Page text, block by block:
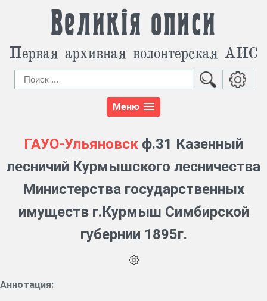
Великія описи
Первая архивная волонтерская АИС
Меню
ГАУО-Ульяновск ф.31 Казенный
лесничий Курмышского лесничества
Министерства государственных
имуществ г.Курмыш Симбирской
губернии 1895г.
Аннотация: